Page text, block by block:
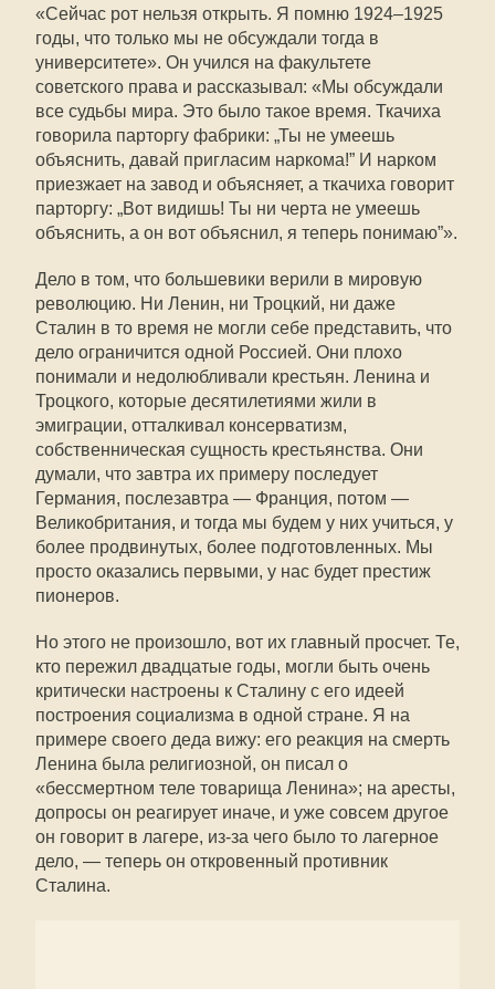
«Сейчас рот нельзя открыть. Я помню 1924–1925
годы, что только мы не обсуждали тогда в
университете». Он учился на факультете
советского права и рассказывал: «Мы обсуждали
все судьбы мира. Это было такое время. Ткачиха
говорила парторгу фабрики: „Ты не умеешь
объяснить, давай пригласим наркома!” И нарком
приезжает на завод и объясняет, а ткачиха говорит
парторгу: „Вот видишь! Ты ни черта не умеешь
объяснить, а он вот объяснил, я теперь понимаю”».
Дело в том, что большевики верили в мировую
революцию. Ни Ленин, ни Троцкий, ни даже
Сталин в то время не могли себе представить, что
дело ограничится одной Россией. Они плохо
понимали и недолюбливали крестьян. Ленина и
Троцкого, которые десятилетиями жили в
эмиграции, отталкивал консерватизм,
собственническая сущность крестьянства. Они
думали, что завтра их примеру последует
Германия, послезавтра — Франция, потом —
Великобритания, и тогда мы будем у них учиться, у
более продвинутых, более подготовленных. Мы
просто оказались первыми, у нас будет престиж
пионеров.
Но этого не произошло, вот их главный просчет. Те,
кто пережил двадцатые годы, могли быть очень
критически настроены к Сталину с его идеей
построения социализма в одной стране. Я на
примере своего деда вижу: его реакция на смерть
Ленина была религиозной, он писал о
«бессмертном теле товарища Ленина»; на аресты,
допросы он реагирует иначе, и уже совсем другое
он говорит в лагере, из-за чего было то лагерное
дело, — теперь он откровенный противник
Сталина.